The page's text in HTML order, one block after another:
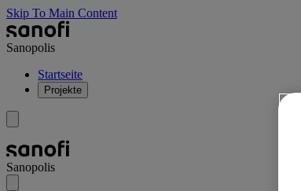
Skip To Main Content
Sanopolis
Startseite
Projekte
Sanopolis